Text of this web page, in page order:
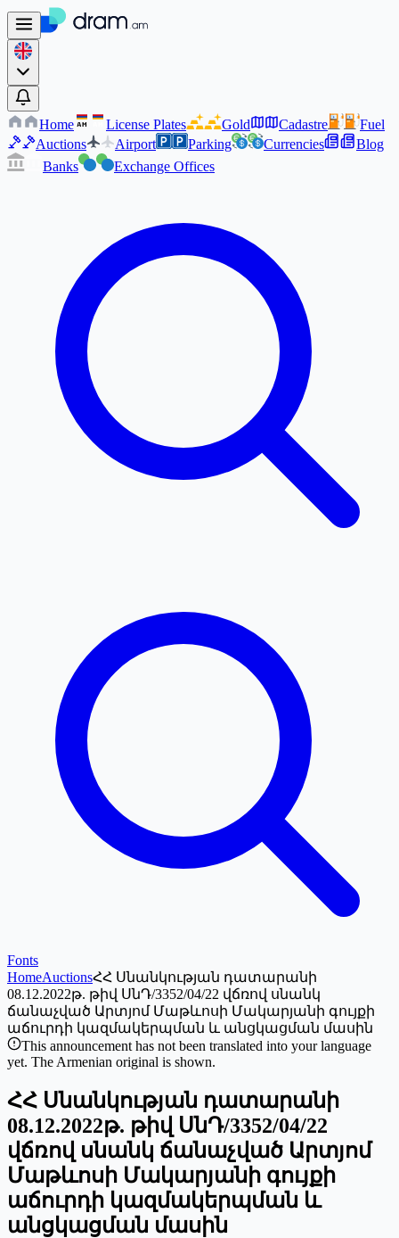
Home AM License Plates Gold Cadastre
Fuel
Auctions
Airport Parking Currencies
Blog
Banks
Exchange Offices
Fonts
HomeAuctionsՀՀ Սնանկության դատարանի
08.12.2022թ. թիվ ՍնԴ/3352/04/22 վճռով սնանկ
ճանաչված Արտյոմ Մաթևոսի Մակարյանի գույքի
աճուրդի կազմակերպման և անցկացման մասին
This announcement has not been translated into your language
yet. The Armenian original is shown.
ՀՀ Սնանկության դատարանի
08.12.2022թ. թիվ ՍնԴ/3352/04/22
վճռով սնանկ ճանաչված Արտյոմ
Մաթևոսի Մակարյանի գույքի
աճուրդի կազմակերպման և
անցկացման մասին